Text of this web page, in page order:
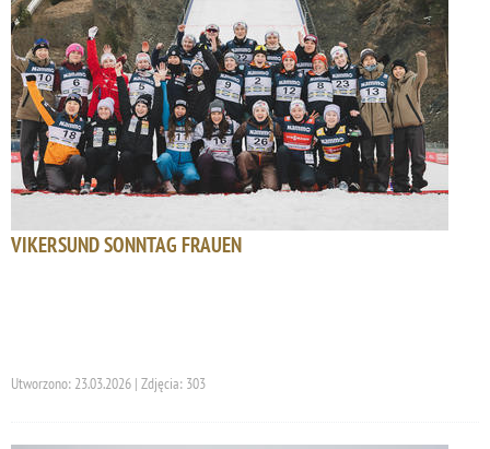
VIKERSUND SONNTAG FRAUEN
Utworzono: 23.03.2026 | Zdjęcia: 303